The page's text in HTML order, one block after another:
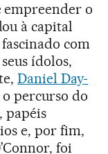
empreender o
à capital
com
ídolos,
Daniel Day-
percurso do
papéis
e, por fim,
foi